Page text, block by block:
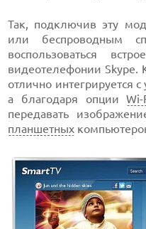
Так, подключив эту
или беспроводным
воспользоваться
видеотелефонии Skype.
отлично интегрируется
а благодаря опцииWi-
передавать
планшетных